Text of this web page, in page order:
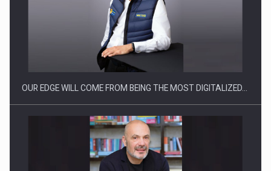
CEO Conference - Shaping The Future - Technology and…
OUR EDGE WILL COME FROM BEING THE MOST DIGITALIZED…